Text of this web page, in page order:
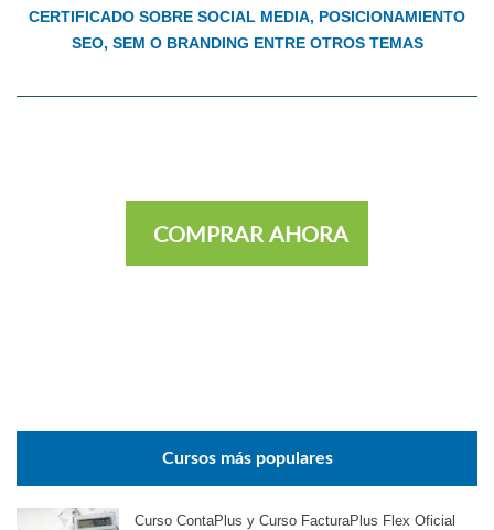
CERTIFICADO SOBRE SOCIAL MEDIA, POSICIONAMIENTO
SEO, SEM O BRANDING ENTRE OTROS TEMAS
COMPRAR AHORA
Cursos más populares
Curso ContaPlus y Curso FacturaPlus Flex Oficial